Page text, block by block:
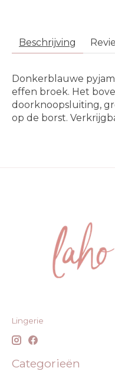
Beschrijving
Donkerblauwe
effen broek. Het
doorknoopsluiting,
op de borst.
Lingerie
Categorieën